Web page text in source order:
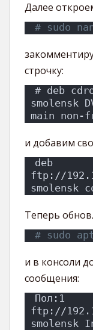
Далее
# sudo
строчку:
# deb
smolensk
main non-
и добавим
deb
ftp://
smolensk
Теперь
# sudo
и в консоли
сообщения:
Пол:1
ftp://
smolensk